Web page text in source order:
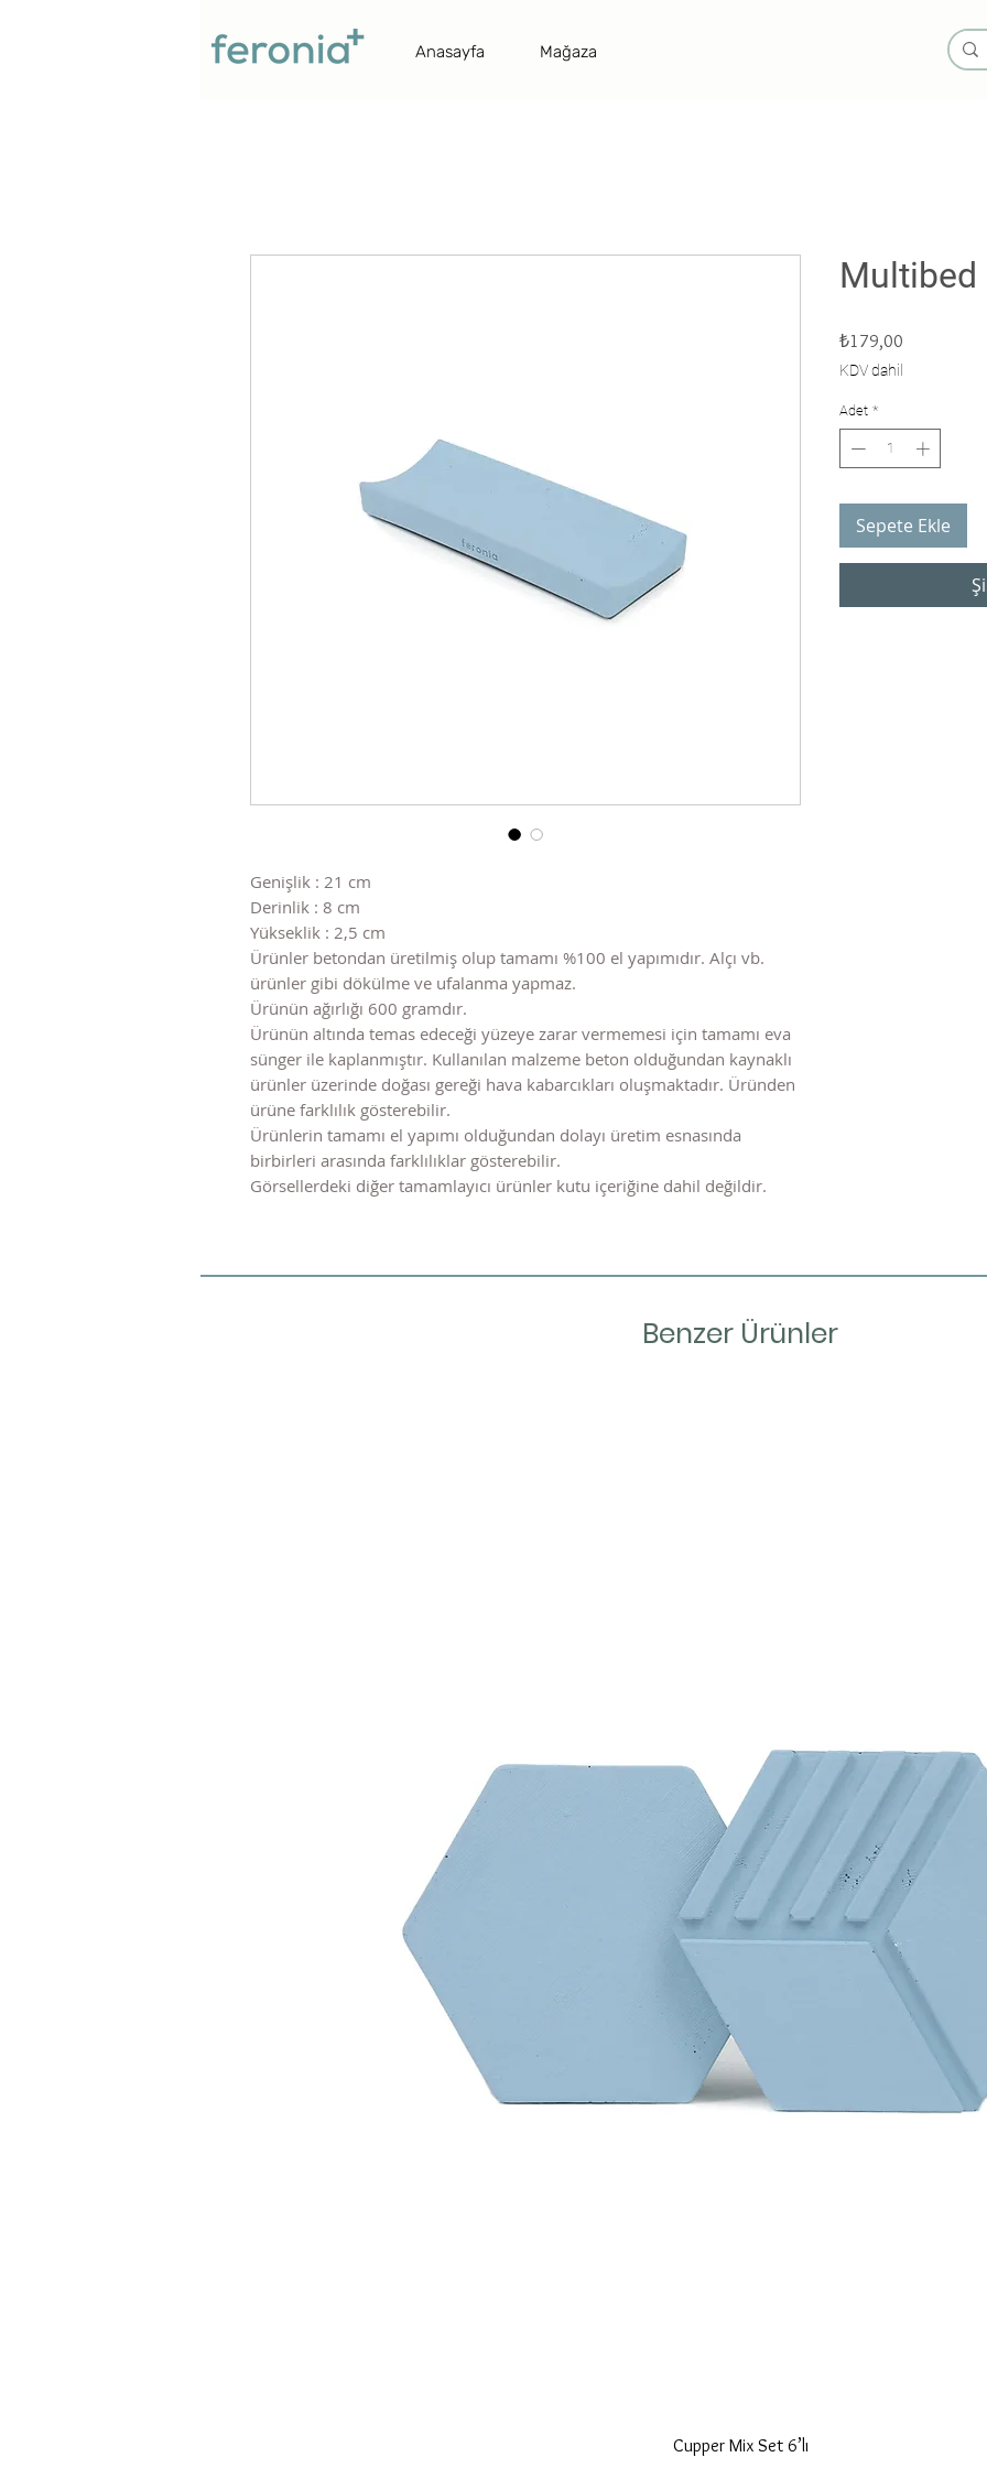
Anasayfa Mağaza
Genişlik : 21 cm
Derinlik : 8 cm
Yükseklik : 2,5 cm
Ürünler betondan üretilmiş olup tamamı %100 el yapımıdır. Alçı vb.
ürünler gibi dökülme ve ufalanma yapmaz.
Ürünün ağırlığı 600 gramdır.
Ürünün altında temas edeceği yüzeye zarar vermemesi için tamamı eva
sünger ile kaplanmıştır. Kullanılan malzeme beton olduğundan kaynaklı
ürünler üzerinde doğası gereği hava kabarcıkları oluşmaktadır. Üründen
ürüne farklılık gösterebilir.
Ürünlerin tamamı el yapımı olduğundan dolayı üretim esnasında
birbirleri arasında farklılıklar gösterebilir.
Görsellerdeki diğer tamamlayıcı ürünler kutu içeriğine dahil değildir.
Multibed
₺179,00
KDV dahil
Adet *
Sepete Ekle
Benzer Ürünler
Hızlı Bakış
Cupper Mix Set 6’lı